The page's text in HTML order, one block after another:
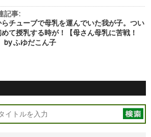
記事:
チューブで母乳を運んでいた我が子。つい
めて授乳する時が！【母さん母乳に苦戦！
ふゆだこん子